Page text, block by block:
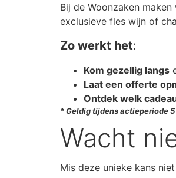
Bij de Woonzaken
exclusieve fles wijn of
Zo werkt het:
Kom gezellig langs
Laat een offerte
Ontdek welk
* Geldig tijdens actieperiode
Wacht
Mis deze unieke kans